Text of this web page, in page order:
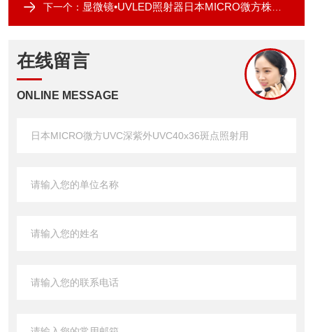
下一个： 显微镜•UVLED照射器日本MICRO微方株式会社
在线留言
ONLINE MESSAGE